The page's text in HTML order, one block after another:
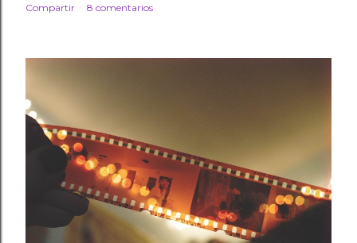
Compartir 8 comentarios